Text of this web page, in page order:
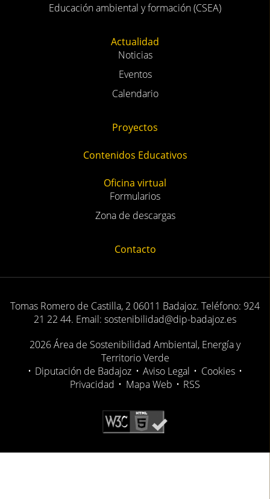
Educación ambiental y formación (CSEA)
Actualidad
Noticias
Eventos
Calendario
Proyectos
Contenidos Educativos
Oficina virtual
Formularios
Zona de descargas
Contacto
Tomas Romero de Castilla, 2 06011 Badajoz. Teléfono: 924
21 22 44. Email: sostenibilidad@dip-badajoz.es
2026 Área de Sostenibilidad Ambiental, Energía y
Territorio Verde
• Diputación de Badajoz • Aviso Legal • Cookies •
Privacidad • Mapa Web • RSS